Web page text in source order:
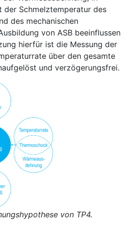
der Schmelztemperatur des
des mechanischen
von ASB beeinflussen
hierfür ist die Messung der
über den gesamte
und verzögerungsfrei.
von TP4.